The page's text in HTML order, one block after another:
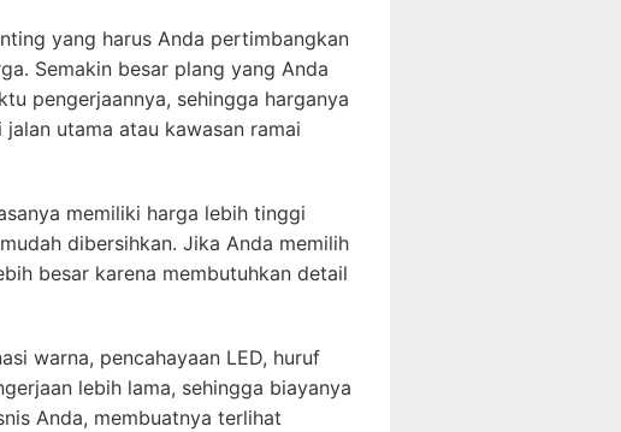
yang harus Anda pertimbangkan
Semakin besar plang yang Anda
pengerjaannya, sehingga harganya
utama atau kawasan ramai
memiliki harga lebih tinggi
dibersihkan. Jika Anda memilih
besar karena membutuhkan detail
warna, pencahayaan LED, huruf
lebih lama, sehingga biayanya
Anda, membuatnya terlihat